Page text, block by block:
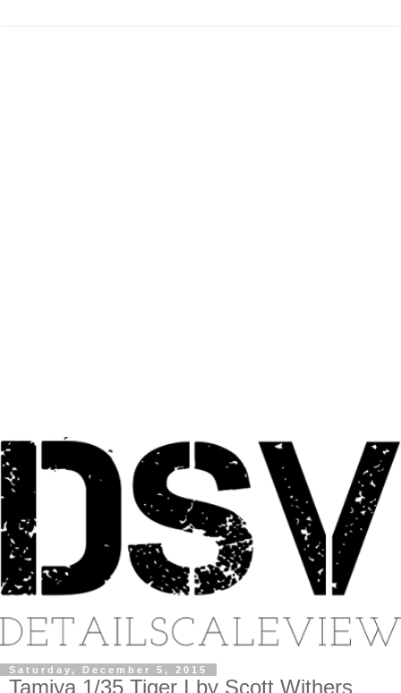
Saturday, December 5, 2015
Tamiya 1/35 Tiger I by Scott Withers